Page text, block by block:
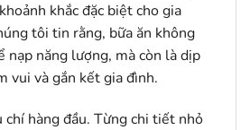
khắc đặc biệt cho gia
tôi tin rằng, bữa ăn không
nạp năng lượng, mà còn là dịp
vui và gắn kết gia đình.
hàng đầu. Từng chi tiết nhỏ